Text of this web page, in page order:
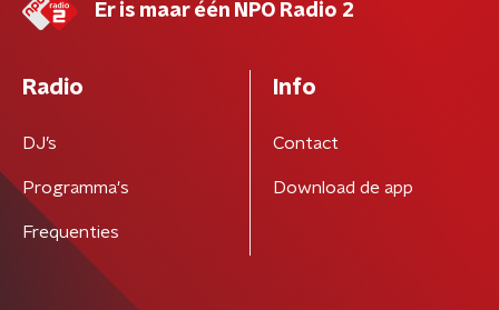
Er is maar één NPO Radio 2
Radio
DJ’s
Programma's
Frequenties
Info
Contact
Download de app